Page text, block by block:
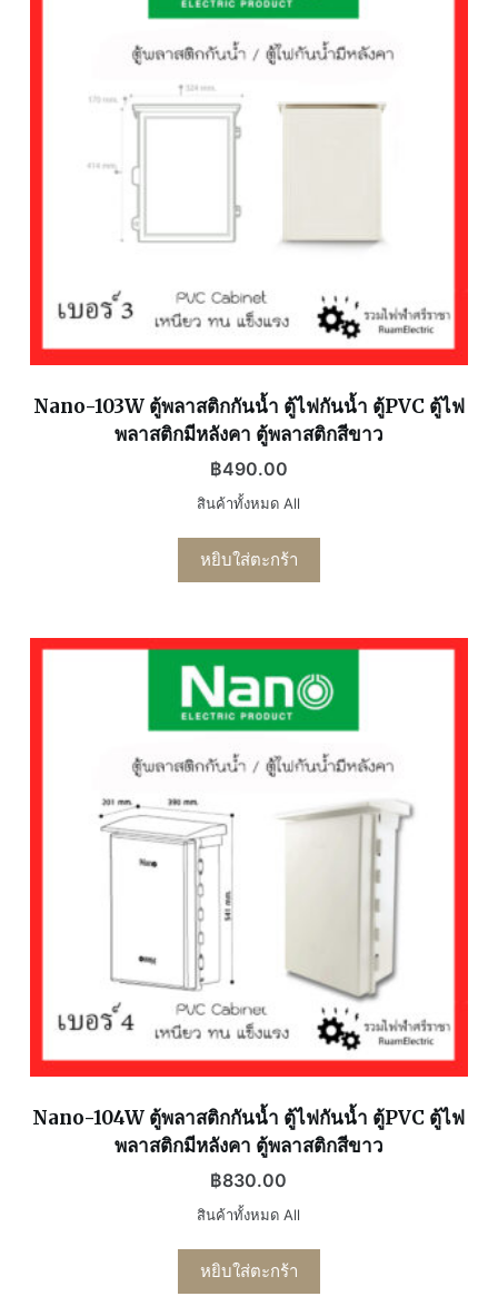
Nano-103W ตู้พลาสติกกันน้ำ ตู้ไฟกันน้ำ ตู้PVC ตู้ไฟ
พลาสติกมีหลังคา ตู้พลาสติกสีขาว
฿490.00
สินค้าทั้งหมด All
หยิบใส่ตะกร้า
Nano-104W ตู้พลาสติกกันน้ำ ตู้ไฟกันน้ำ ตู้PVC ตู้ไฟ
พลาสติกมีหลังคา ตู้พลาสติกสีขาว
฿830.00
สินค้าทั้งหมด All
หยิบใส่ตะกร้า